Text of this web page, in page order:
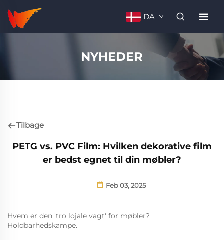
DA
NYHEDER
Tilbage
PETG vs. PVC Film: Hvilken dekorative film
er bedst egnet til din møbler?
Feb 03, 2025
Hvem er den 'tro lojale vagt' for møbler?
Holdbarhedskampe.